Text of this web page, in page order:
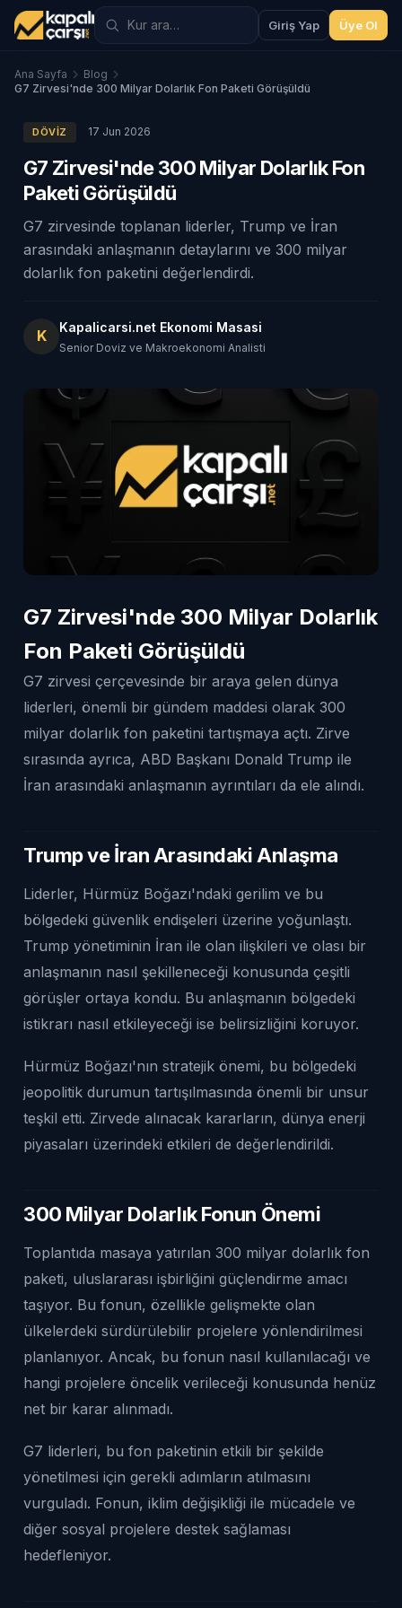
Giriş Yap Üye Ol
Ana Sayfa
Blog
G7 Zirvesi'nde 300 Milyar Dolarlık Fon Paketi Görüşüldü
DÖVIZ 17 Jun 2026
G7 Zirvesi'nde 300 Milyar Dolarlık Fon
Paketi Görüşüldü
G7 zirvesinde toplanan liderler, Trump ve İran
arasındaki anlaşmanın detaylarını ve 300 milyar
dolarlık fon paketini değerlendirdi.
K Kapalicarsi.net Ekonomi Masasi
Senior Doviz ve Makroekonomi Analisti
G7 Zirvesi'nde 300 Milyar Dolarlık
Fon Paketi Görüşüldü
G7 zirvesi çerçevesinde bir araya gelen dünya
liderleri, önemli bir gündem maddesi olarak 300
milyar dolarlık fon paketini tartışmaya açtı. Zirve
sırasında ayrıca, ABD Başkanı Donald Trump ile
İran arasındaki anlaşmanın ayrıntıları da ele alındı.
Trump ve İran Arasındaki Anlaşma
Liderler, Hürmüz Boğazı'ndaki gerilim ve bu
bölgedeki güvenlik endişeleri üzerine yoğunlaştı.
Trump yönetiminin İran ile olan ilişkileri ve olası bir
anlaşmanın nasıl şekilleneceği konusunda çeşitli
görüşler ortaya kondu. Bu anlaşmanın bölgedeki
istikrarı nasıl etkileyeceği ise belirsizliğini koruyor.
Hürmüz Boğazı'nın stratejik önemi, bu bölgedeki
jeopolitik durumun tartışılmasında önemli bir unsur
teşkil etti. Zirvede alınacak kararların, dünya enerji
piyasaları üzerindeki etkileri de değerlendirildi.
300 Milyar Dolarlık Fonun Önemi
Toplantıda masaya yatırılan 300 milyar dolarlık fon
paketi, uluslararası işbirliğini güçlendirme amacı
taşıyor. Bu fonun, özellikle gelişmekte olan
ülkelerdeki sürdürülebilir projelere yönlendirilmesi
planlanıyor. Ancak, bu fonun nasıl kullanılacağı ve
hangi projelere öncelik verileceği konusunda henüz
net bir karar alınmadı.
G7 liderleri, bu fon paketinin etkili bir şekilde
yönetilmesi için gerekli adımların atılmasını
vurguladı. Fonun, iklim değişikliği ile mücadele ve
diğer sosyal projelere destek sağlaması
hedefleniyor.